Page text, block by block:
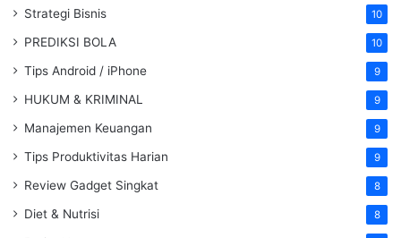
Strategi Bisnis 10
PREDIKSI BOLA 10
Tips Android / iPhone 9
HUKUM & KRIMINAL 9
Manajemen Keuangan 9
Tips Produktivitas Harian 9
Review Gadget Singkat 8
Diet & Nutrisi 8